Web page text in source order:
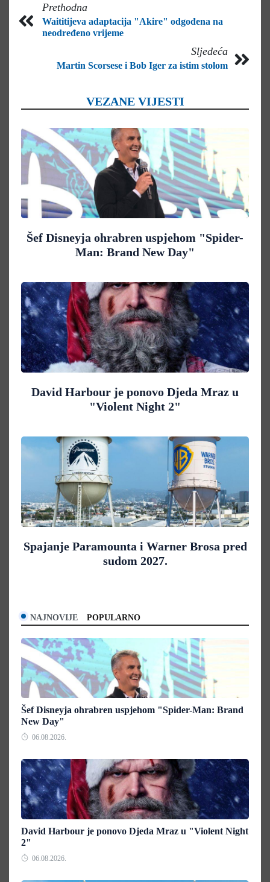
Prethodna
Waititijeva adaptacija "Akire" odgođena na
neodređeno vrijeme
Sljedeća
Martin Scorsese i Bob Iger za istim stolom
VEZANE VIJESTI
Šef Disneyja ohrabren uspjehom "Spider-
Man: Brand New Day"
David Harbour je ponovo Djeda Mraz u
"Violent Night 2"
Spajanje Paramounta i Warner Brosa pred
sudom 2027.
NAJNOVIJE POPULARNO
Šef Disneyja ohrabren uspjehom "Spider-Man: Brand
New Day"
06.08.2026.
David Harbour je ponovo Djeda Mraz u "Violent Night
2"
06.08.2026.